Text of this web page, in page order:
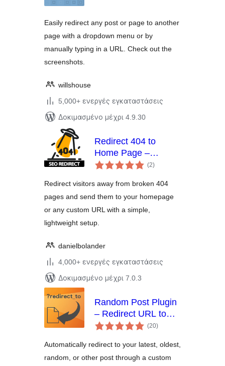
Easily redirect any post or page to another
page with a dropdown menu or by
manually typing in a URL. Check out the
screenshots.
willshouse
5,000+ ενεργές εγκαταστάσεις
Δοκιμασμένο μέχρι 4.9.30
Redirect 404 to
Home Page –
Custom URL (2αξιολογήσεις
σύνολο
)
Redirect visitors away from broken 404
pages and send them to your homepage
or any custom URL with a simple,
lightweight setup.
danielbolander
4,000+ ενεργές εγκαταστάσεις
Δοκιμασμένο μέχρι 7.0.3
Random Post Plugin
– Redirect URL to
Post
(20αξιολογήσεις
σύνολο
)
Automatically redirect to your latest, oldest,
random, or other post through a custom